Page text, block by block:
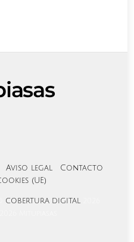
Aviso legal
Contacto
(UE)
COBERTURA DIGITAL